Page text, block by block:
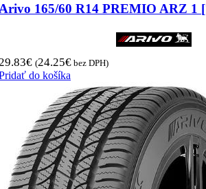
165/60 R14 PREMIO ARZ 1
€ (24.25€ bez DPH)
do košíka